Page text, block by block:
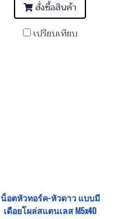
สั่งซื้อสินค้า
เปรียบเทียบ
น็อตหัวทอร์ค-หัวดาว แบบมี
เดือยโผล่สแตนเลส M5x40